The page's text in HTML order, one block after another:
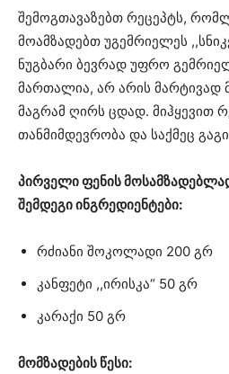
შემოგთავაზებთ რეცეპტს,
მოამზადებთ უგემრიელეს
ნუგბარი ბევრად უფრო
მართალია, არ არის მარტივად
მაგრამ ღირს ცდად. მიჰყევით
თანმიმდევრობა და საქმეც
პირველი ფენის
შემდეგი ინგრედიენტები:
რძიანი შოკოლადი 200 გრ
კანფეტი ,,ირისკა“ 50 გრ
კარაქი 50 გრ
მომზადების წესი: